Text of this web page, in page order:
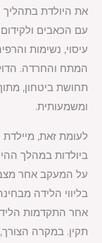
את היולדת בתהליך
עם הכאבים
עיסוי, נשימות
המתח והחרדה.
תחושת ביטחון,
ומשמעותית.
לעומת זאת,
ביולדות במהלך
על המעקב אחר
בליווי הלידה
אחר התקדמות
תקין. במקרה הצורך,